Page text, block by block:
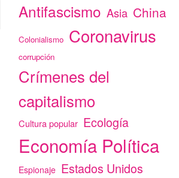
Antifascismo Asia China
Colonialismo Coronavirus
corrupción
Crímenes del
capitalismo
Cultura popular Ecología
Economía Política
Espionaje Estados Unidos